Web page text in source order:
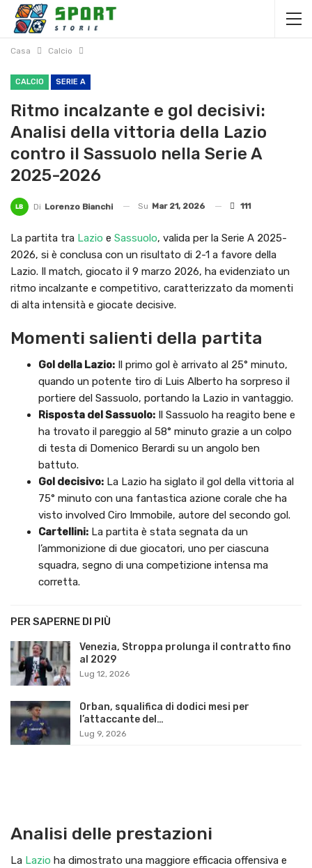
Casa Calcio
CALCIO SERIE A
Ritmo incalzante e gol decisivi:
Analisi della vittoria della Lazio
contro il Sassuolo nella Serie A
2025-2026
Di Lorenzo Bianchi Su Mar 21, 2026 111
La partita tra Lazio e Sassuolo, valida per la Serie A 2025-
2026, si è conclusa con un risultato di 2-1 a favore della
Lazio. Il match, giocato il 9 marzo 2026, ha evidenziato un
ritmo incalzante e competitivo, caratterizzato da momenti
di alta intensità e giocate decisive.
Momenti salienti della partita
Gol della Lazio: Il primo gol è arrivato al 25° minuto,
quando un potente tiro di Luis Alberto ha sorpreso il
portiere del Sassuolo, portando la Lazio in vantaggio.
Risposta del Sassuolo: Il Sassuolo ha reagito bene e
ha trovato il pareggio al 58° minuto grazie a un colpo
di testa di Domenico Berardi su un angolo ben
battuto.
Gol decisivo: La Lazio ha siglato il gol della vittoria al
75° minuto con una fantastica azione corale che ha
visto involved Ciro Immobile, autore del secondo gol.
Cartellini: La partita è stata segnata da un
l’ammonizione di due giocatori, uno per ciascuna
squadra, segno di una competizione intensa ma
corretta.
PER SAPERNE DI PIÙ
Venezia, Stroppa prolunga il contratto fino
al 2029
Lug 12, 2026
Orban, squalifica di dodici mesi per
l’attaccante del…
Lug 9, 2026
Analisi delle prestazioni
La Lazio ha dimostrato una maggiore efficacia offensiva e